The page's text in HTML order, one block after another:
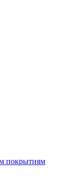
покрытиям